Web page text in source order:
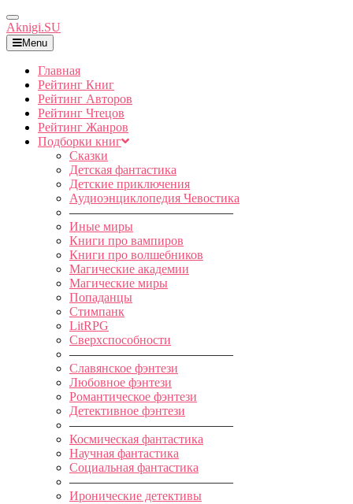
Toggle
Navigation
Aknigi.SU
Menu
Главная
Рейтинг Книг
Рейтинг Авторов
Рейтинг Чтецов
Рейтинг Жанров
Подборки книг
Сказки
Детская фантастика
Детские приключения
Аудиоэнциклопедия Чевостика
—————————————
Иные миры
Книги про вампиров
Книги про волшебников
Магические академии
Магические миры
Попаданцы
Стимпанк
LitRPG
Сверхспособности
—————————————
Славянское фэнтези
Любовное фэнтези
Романтическое фэнтези
Детективное фэнтези
—————————————
Космическая фантастика
Научная фантастика
Социальная фантастика
—————————————
Иронические детективы